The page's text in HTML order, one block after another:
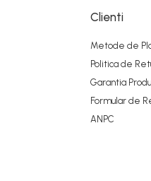
Clienti
Metode de
Politica de
Garantia
Formular de
ANPC